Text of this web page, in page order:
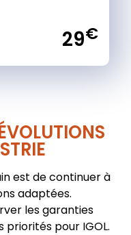
29€
est de continuer à
adaptées.
les garanties
pour IGOL.